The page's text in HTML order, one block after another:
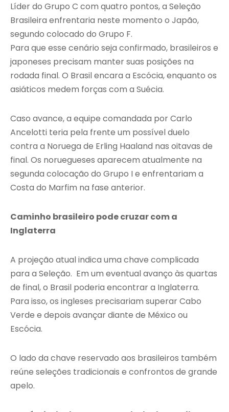
Líder do Grupo C com quatro pontos, a Seleção
Brasileira enfrentaria neste momento o Japão,
segundo colocado do Grupo F.
Para que esse cenário seja confirmado, brasileiros e
japoneses precisam manter suas posições na
rodada final. O Brasil encara a Escócia, enquanto os
asiáticos medem forças com a Suécia.
Caso avance, a equipe comandada por Carlo
Ancelotti teria pela frente um possível duelo
contra a Noruega de Erling Haaland nas oitavas de
final. Os noruegueses aparecem atualmente na
segunda colocação do Grupo I e enfrentariam a
Costa do Marfim na fase anterior.
Caminho brasileiro pode cruzar com a
Inglaterra
A projeção atual indica uma chave complicada
para a Seleção. Em um eventual avanço às quartas
de final, o Brasil poderia encontrar a Inglaterra.
Para isso, os ingleses precisariam superar Cabo
Verde e depois avançar diante de México ou
Escócia.
O lado da chave reservado aos brasileiros também
reúne seleções tradicionais e confrontos de grande
apelo.